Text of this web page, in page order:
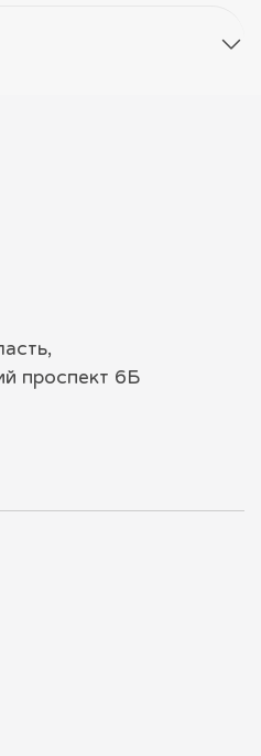
проспект 6Б